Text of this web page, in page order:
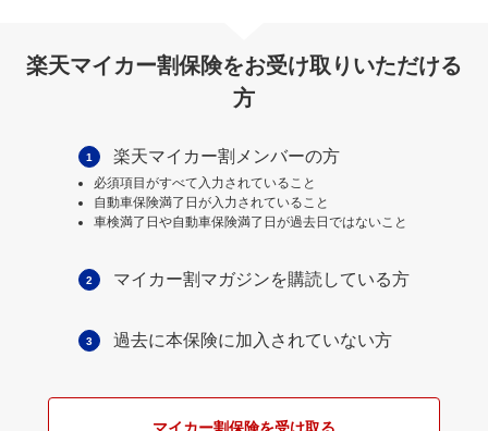
楽天マイカー割保険をお受け取りいただける
方
1 楽天マイカー割メンバーの方
必須項目がすべて入力されていること
自動車保険満了日が入力されていること
車検満了日や自動車保険満了日が過去日ではないこと
2 マイカー割マガジンを購読している方
3 過去に本保険に加入されていない方
マイカー割保険を受け取る